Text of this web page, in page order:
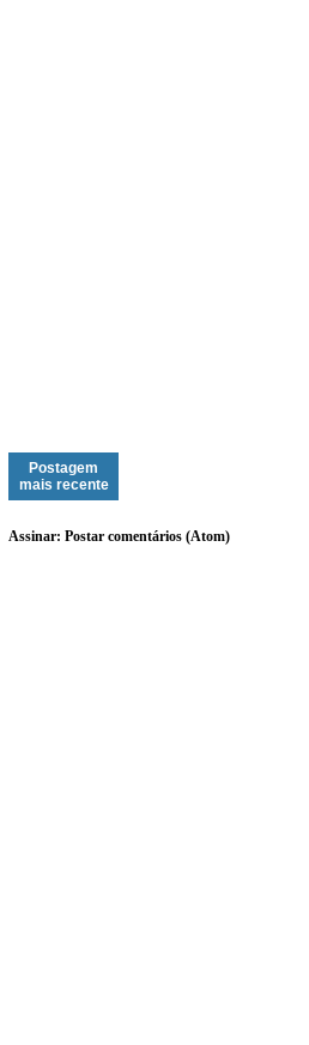
Postagem
mais recente
Assinar: Postar comentários (Atom)